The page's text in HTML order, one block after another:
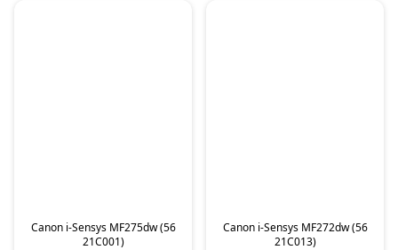
Canon i-Sensys MF275dw (56
21C001)
Canon i-Sensys MF272dw (56
21C013)